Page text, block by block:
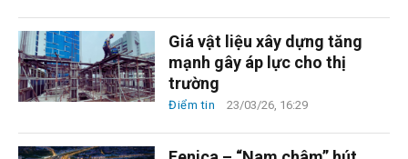
Giá vật liệu xây dựng tăng
mạnh gây áp lực cho thị
trường
Điểm tin 23/03/26, 16:29